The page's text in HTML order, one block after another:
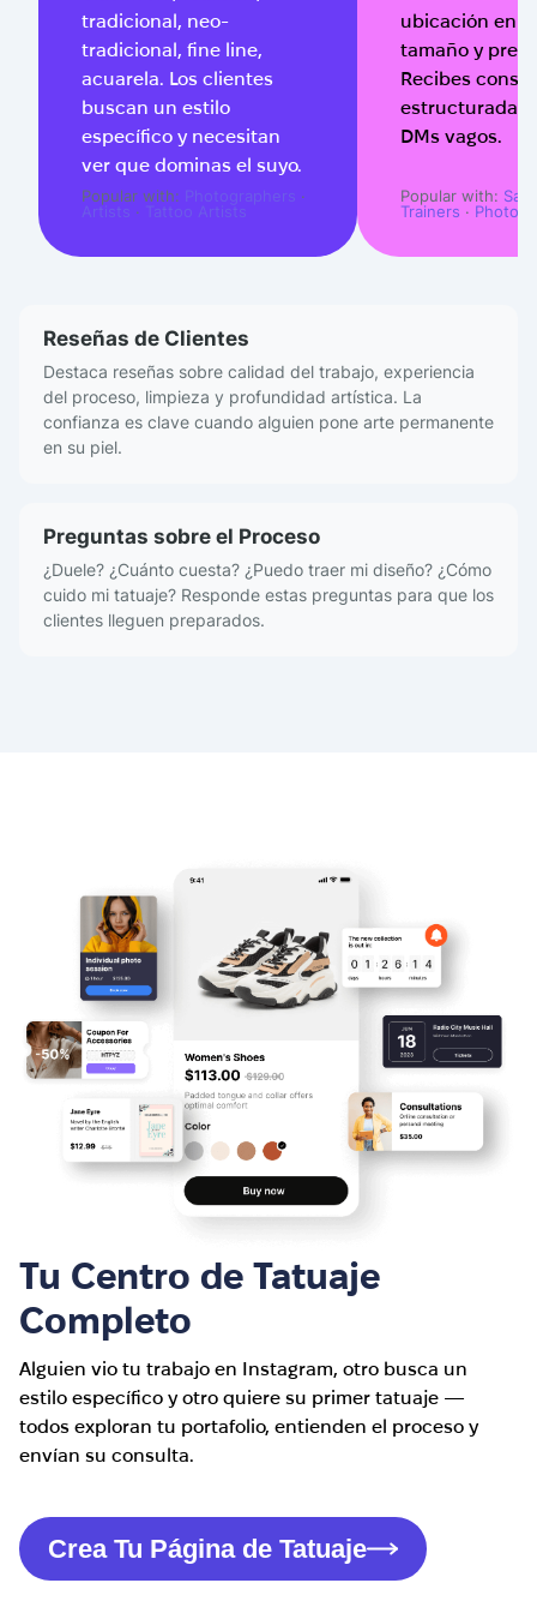
tradicional, neo-
tradicional, fine line,
acuarela. Los clientes
buscan un estilo
específico y necesitan
ver que dominas el suyo.
Popular with: Photographers ·
Artists · Tattoo Artists
ubicación en
tamaño y
Recibes
estructuradas
DMs vagos.
Popular with:
Trainers ·
Reseñas de Clientes
Destaca reseñas sobre calidad del trabajo, experiencia
del proceso, limpieza y profundidad artística. La
confianza es clave cuando alguien pone arte permanente
en su piel.
Preguntas sobre el Proceso
¿Duele? ¿Cuánto cuesta? ¿Puedo traer mi diseño? ¿Cómo
cuido mi tatuaje? Responde estas preguntas para que los
clientes lleguen preparados.
Tu Centro de Tatuaje
Completo
Alguien vio tu trabajo en Instagram, otro busca un
estilo específico y otro quiere su primer tatuaje —
todos exploran tu portafolio, entienden el proceso y
envían su consulta.
Crea Tu Página de Tatuaje